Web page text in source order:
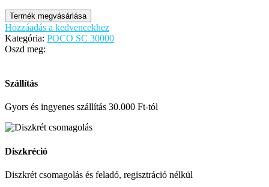
Termék megvásárlása
Hozzáadás a kedvencekhez
Kategória: POCO SC 30000
Oszd meg:
Szállítás
Gyors és ingyenes szállítás 30.000 Ft-tól
Diszkréció
Diszkrét csomagolás és feladó, regisztráció nélkül